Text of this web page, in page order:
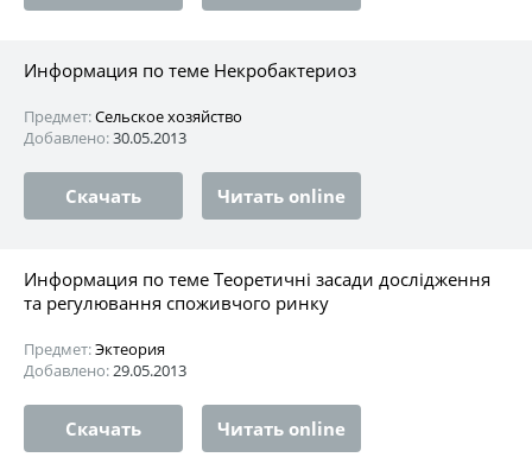
Информация по теме Некробактериоз
Предмет:Сельское хозяйство
Добавлено:30.05.2013
Скачать Читать online
Информация по теме Теоретичні засади дослідження
та регулювання споживчого ринку
Предмет:Эктеория
Добавлено:29.05.2013
Скачать Читать online